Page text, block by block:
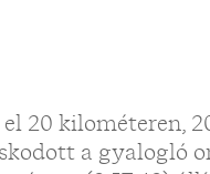
20 kilométeren,
a gyalogló